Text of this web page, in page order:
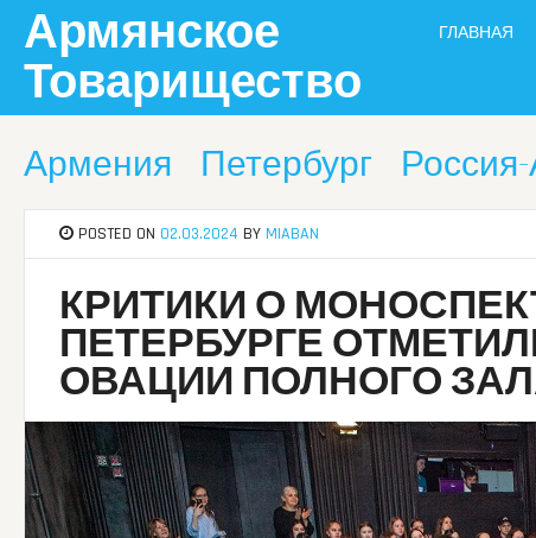
content
Армянское
Товарищество
ГЛАВНАЯ
Армения Петербург
POSTED ON 02.03.2024 BY MIABAN
КРИТИКИ О
ПЕТЕРБУРГЕ
ОВАЦИИ ПОЛНОГО